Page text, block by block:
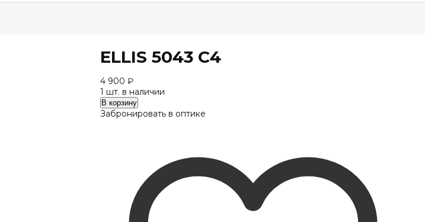
ELLIS 5043 C4
4 900₽
1 шт. в наличии
Количество
ELLIS
В корзину
Забронировать в оптике